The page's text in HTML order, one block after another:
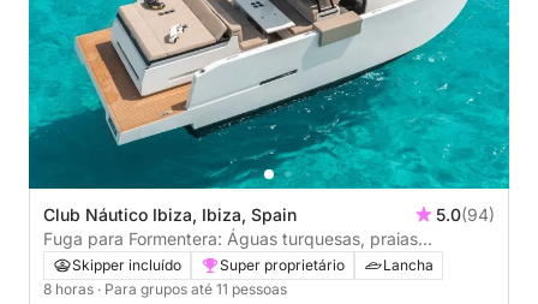
Club Náutico Ibiza, Ibiza, Spain 5.0(94)
Fuga para Formentera: Águas turquesas, praias
escondidas e uma vida tranquila na ilha.
Skipper incluído Super proprietário
Lancha
8 horas · Para grupos até 11 pessoas